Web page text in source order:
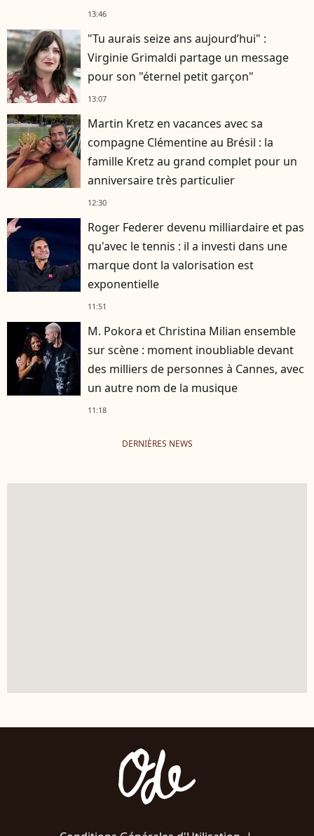
rester musclé à 56 ans ?
13:46
"Tu aurais seize ans aujourd’hui" :
Virginie Grimaldi partage un message
pour son "éternel petit garçon"
13:07
Martin Kretz en vacances avec sa
compagne Clémentine au Brésil : la
famille Kretz au grand complet pour un
anniversaire très particulier
12:30
Roger Federer devenu milliardaire et pas
qu'avec le tennis : il a investi dans une
marque dont la valorisation est
exponentielle
11:51
M. Pokora et Christina Milian ensemble
sur scène : moment inoubliable devant
des milliers de personnes à Cannes, avec
un autre nom de la musique
11:18
DERNIÈRES NEWS